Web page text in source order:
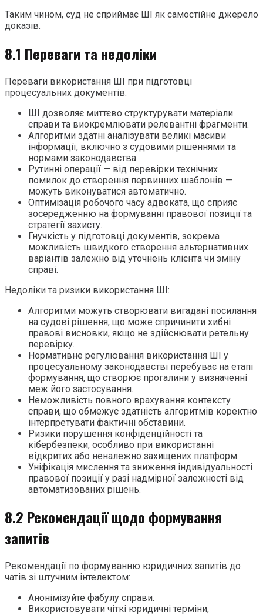
Таким чином, суд не сприймає ШІ як самостійне джерело
доказів.
8.1 Переваги та недоліки
Переваги використання ШІ при підготовці
процесуальних документів:
ШІ дозволяє миттєво структурувати матеріали
справи та виокремлювати релевантні фрагменти.
Алгоритми здатні аналізувати великі масиви
інформації, включно з судовими рішеннями та
нормами законодавства.
Рутинні операції — від перевірки технічних
помилок до створення первинних шаблонів —
можуть виконуватися автоматично.
Оптимізація робочого часу адвоката, що сприяє
зосередженню на формуванні правової позиції та
стратегії захисту.
Гнучкість у підготовці документів, зокрема
можливість швидкого створення альтернативних
варіантів залежно від уточнень клієнта чи зміну
справі.
Недоліки та ризики використання ШІ:
Алгоритми можуть створювати вигадані посилання
на судові рішення, що може спричинити хибні
правові висновки, якщо не здійснювати ретельну
перевірку.
Нормативне регулювання використання ШІ у
процесуальному законодавстві перебуває на етапі
формування, що створює прогалини у визначенні
меж його застосування.
Неможливість повного врахування контексту
справи, що обмежує здатність алгоритмів коректно
інтерпретувати фактичні обставини.
Ризики порушення конфіденційності та
кібербезпеки, особливо при використанні
відкритих або неналежно захищених платформ.
Уніфікація мислення та зниження індивідуальності
правової позиції у разі надмірної залежності від
автоматизованих рішень.
8.2 Рекомендації щодо формування
запитів
Рекомендації по формуванню юридичних запитів до
чатів зі штучним інтелектом:
Анонімізуйте фабулу справи.
Використовувати чіткі юридичні терміни,